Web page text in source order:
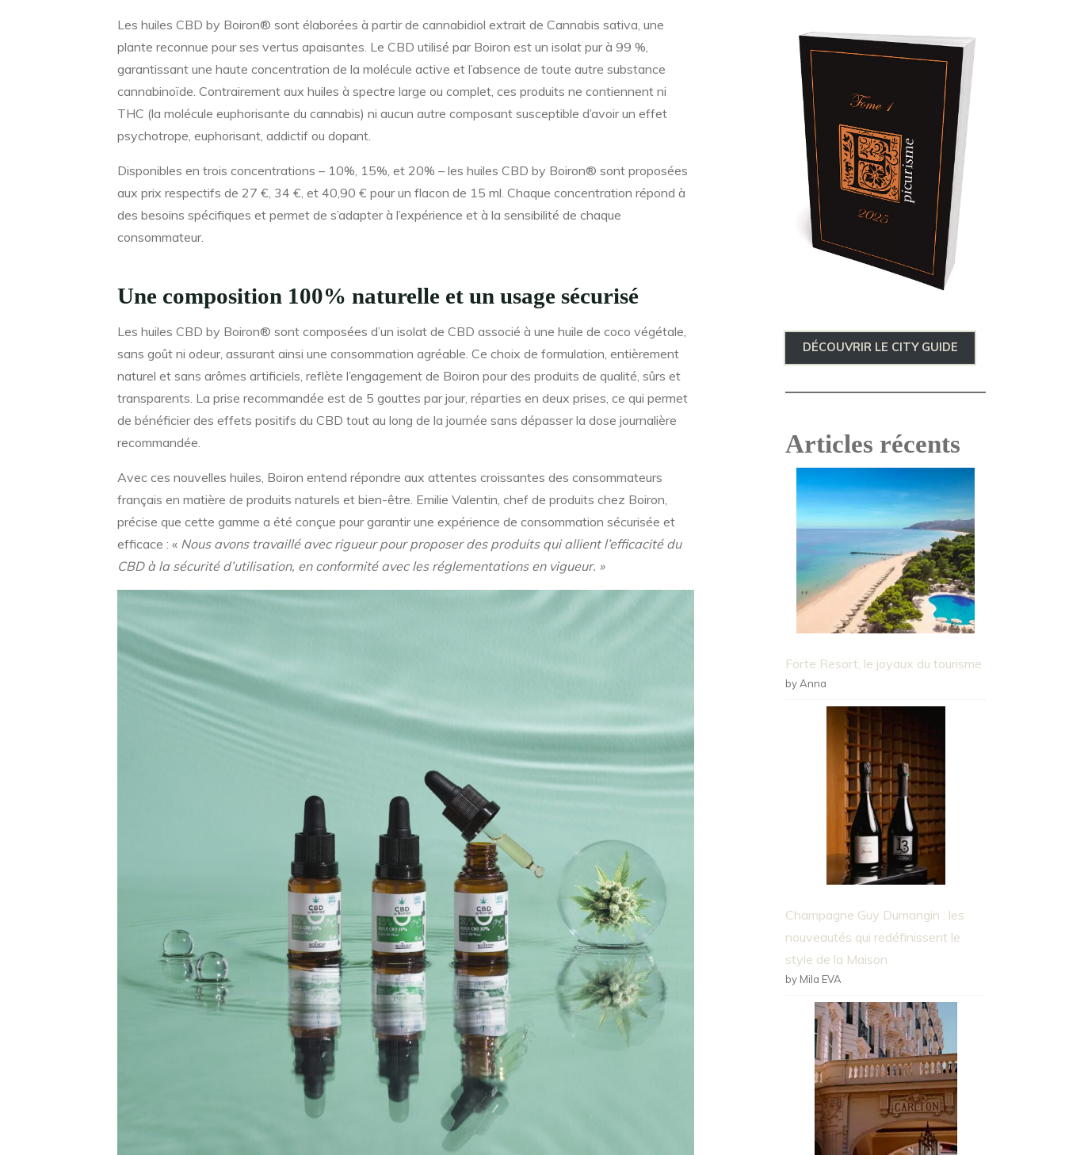
Les huiles CBD by Boiron® sont élaborées à partir de cannabidiol extrait de Cannabis sativa, une
plante reconnue pour ses vertus apaisantes. Le CBD utilisé par Boiron est un isolat pur à 99 %,
garantissant une haute concentration de la molécule active et l’absence de toute autre substance
cannabinoïde. Contrairement aux huiles à spectre large ou complet, ces produits ne contiennent ni
THC (la molécule euphorisante du cannabis) ni aucun autre composant susceptible d’avoir un effet
psychotrope, euphorisant, addictif ou dopant.
Disponibles en trois concentrations – 10%, 15%, et 20% – les huiles CBD by Boiron® sont proposées
aux prix respectifs de 27 €, 34 €, et 40,90 € pour un flacon de 15 ml. Chaque concentration répond à
des besoins spécifiques et permet de s’adapter à l’expérience et à la sensibilité de chaque
consommateur.
Une composition 100% naturelle et un usage sécurisé
Les huiles CBD by Boiron® sont composées d’un isolat de CBD associé à une huile de coco végétale,
sans goût ni odeur, assurant ainsi une consommation agréable. Ce choix de formulation, entièrement
naturel et sans arômes artificiels, reflète l’engagement de Boiron pour des produits de qualité, sûrs et
transparents. La prise recommandée est de 5 gouttes par jour, réparties en deux prises, ce qui permet
de bénéficier des effets positifs du CBD tout au long de la journée sans dépasser la dose journalière
recommandée.
Avec ces nouvelles huiles, Boiron entend répondre aux attentes croissantes des consommateurs
français en matière de produits naturels et bien-être. Emilie Valentin, chef de produits chez Boiron,
précise que cette gamme a été conçue pour garantir une expérience de consommation sécurisée et
efficace : « Nous avons travaillé avec rigueur pour proposer des produits qui allient l’efficacité du
CBD à la sécurité d’utilisation, en conformité avec les réglementations en vigueur. »
DÉCOUVRIR LE CITY GUIDE
Articles récents
Forte Resort, le joyaux du tourisme
by Anna
Champagne Guy Dumangin : les
nouveautés qui redéfinissent le
style de la Maison
by Mila EVA